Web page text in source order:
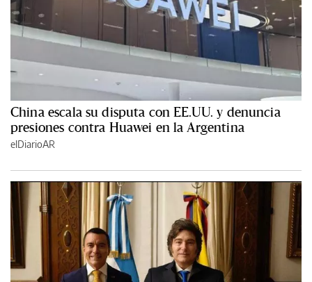
China escala su disputa con EE.UU. y denuncia
presiones contra Huawei en la Argentina
elDiarioAR